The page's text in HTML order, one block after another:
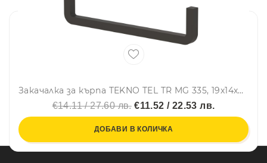
Закачалка за кърпа TEKNO TEL TR MG 335, 19х14х6 см, Закрепване с дюбел, Матово черно
€14.11 / 27.60 лв.€11.52 / 22.53 лв.
ДОБАВИ В КОЛИЧКА